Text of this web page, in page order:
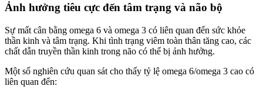
Ảnh hưởng tiêu cực đến tâm trạng và não bộ
Sự mất cân bằng omega 6 và omega 3 có liên quan đến sức khỏe
thần kinh và tâm trạng. Khi tình trạng viêm toàn thân tăng cao, các
chất dẫn truyền thần kinh trong não có thể bị ảnh hưởng.
Một số nghiên cứu quan sát cho thấy tỷ lệ omega 6/omega 3 cao có
liên quan đến: